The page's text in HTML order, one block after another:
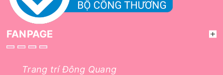
FANPAGE
Trang trí Đông Quang